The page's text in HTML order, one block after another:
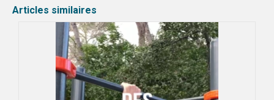
MAG DU SPORT-U
PHOTOTHÈQUE
AIX-MARSEILLE
Articles similaires